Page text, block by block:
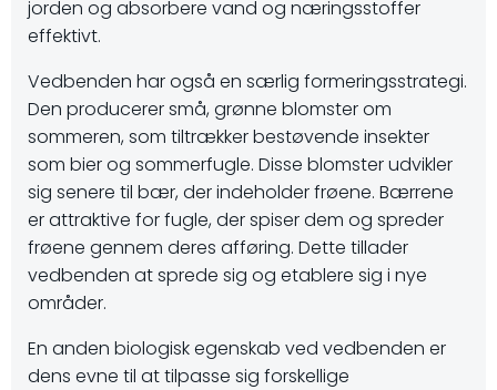
jorden og absorbere vand og næringsstoffer
effektivt.
Vedbenden har også en særlig formeringsstrategi.
Den producerer små, grønne blomster om
sommeren, som tiltrækker bestøvende insekter
som bier og sommerfugle. Disse blomster udvikler
sig senere til bær, der indeholder frøene. Bærrene
er attraktive for fugle, der spiser dem og spreder
frøene gennem deres afføring. Dette tillader
vedbenden at sprede sig og etablere sig i nye
områder.
En anden biologisk egenskab ved vedbenden er
dens evne til at tilpasse sig forskellige